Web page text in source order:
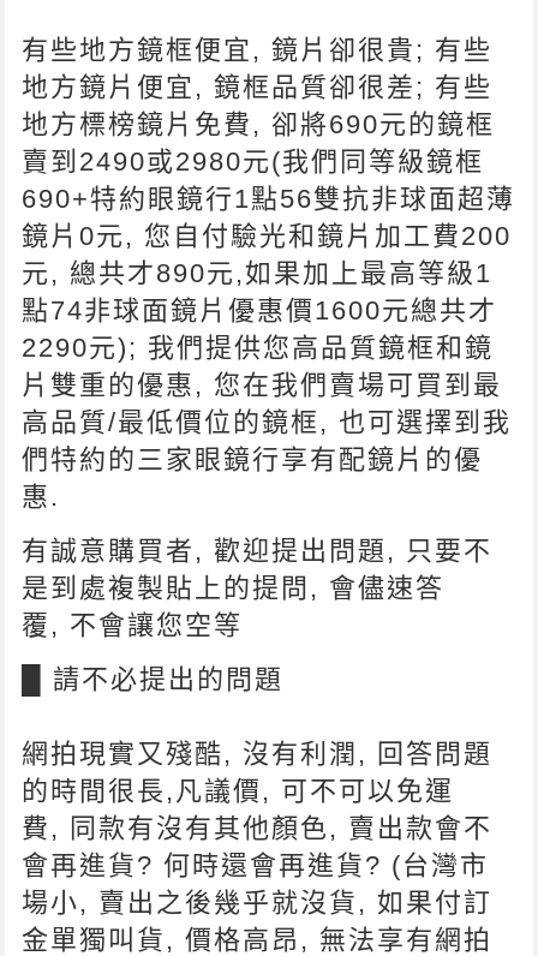
有些地方鏡框便宜, 鏡片卻很貴; 有些
地方鏡片便宜, 鏡框品質卻很差; 有些
地方標榜鏡片免費, 卻將690元的鏡框
賣到2490或2980元(我們同等級鏡框
690+特約眼鏡行1點56雙抗非球面超薄
鏡片0元, 您自付驗光和鏡片加工費200
元, 總共才890元,如果加上最高等級1
點74非球面鏡片優惠價1600元總共才
2290元); 我們提供您高品質鏡框和鏡
片雙重的優惠, 您在我們賣場可買到最
高品質/最低價位的鏡框, 也可選擇到我
們特約的三家眼鏡行享有配鏡片的優
惠.
有誠意購買者, 歡迎提出問題, 只要不
是到處複製貼上的提問, 會儘速答
覆, 不會讓您空等
█ 請不必提出的問題
網拍現實又殘酷, 沒有利潤, 回答問題
的時間很長,凡議價, 可不可以免運
費, 同款有沒有其他顏色, 賣出款會不
會再進貨? 何時還會再進貨? (台灣市
場小, 賣出之後幾乎就沒貨, 如果付訂
金單獨叫貨, 價格高昂, 無法享有網拍